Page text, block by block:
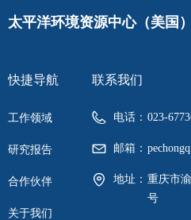
快捷导航
工作领域
研究报告
合作伙伴
关于我们
联系我们
电话： 023-
邮箱：
地址： 重庆市
号
太平洋环境资源中心（美国